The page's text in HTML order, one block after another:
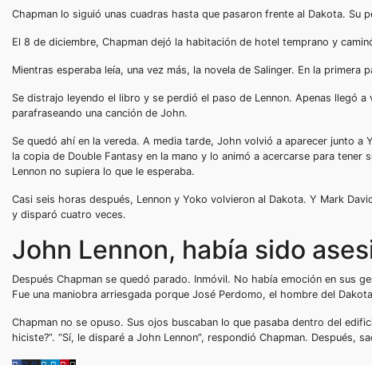
Chapman lo siguió unas cuadras hasta que pasaron frente al Dakota. Su
El 8 de diciembre, Chapman dejó la habitación de hotel temprano y
Mientras esperaba leía, una vez más, la novela de Salinger. En la primera
Se distrajo leyendo el libro y se perdió el paso de Lennon. Apenas llegó
parafraseando una canción de John.
Se quedó ahí en la vereda. A media tarde, John volvió a aparecer junto
la copia de Double Fantasy en la mano y lo animó a acercarse para
Lennon no supiera lo que le esperaba.
Casi seis horas después, Lennon y Yoko volvieron al Dakota. Y Mark
y disparó cuatro veces.
John Lennon, había sido
Después Chapman se quedó parado. Inmóvil. No había emoción en sus
Fue una maniobra arriesgada porque José Perdomo, el hombre del
Chapman no se opuso. Sus ojos buscaban lo que pasaba dentro del
hiciste?”. “Sí, le disparé a John Lennon”, respondió Chapman. Después,